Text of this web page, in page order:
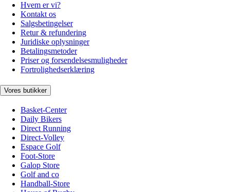
Hvem er vi?
Kontakt os
Salgsbetingelser
Retur & refundering
Juridiske oplysninger
Betalingsmetoder
Priser og forsendelsesmuligheder
Fortrolighedserklæring
Vores butikker
Basket-Center
Daily Bikers
Direct Running
Direct-Volley
Espace Golf
Foot-Store
Galop Store
Golf and co
Handball-Store